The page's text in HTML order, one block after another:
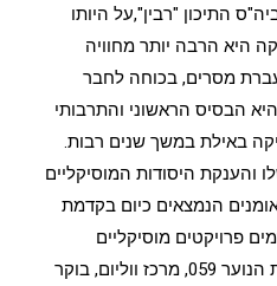
התיכון "רבין",על היותו
היא הרבה יותר מחוויה
מסרים, בכוחה לחבר
הבסיס הראשוני והתרבותי
באילת במשך שנים רבות.
והענקת היסודות המוסיקליים
הנמצאים כיום בקדמת
פרויקטים מוסיקליים
איכותיים באילת, ביניהם להקת הנוער 059, מרכז ווליום, בוקר